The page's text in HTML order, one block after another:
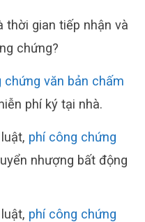
thời gian tiếp nhận và
chứng?
chứng văn bản chấm
phí ký tại nhà.
phí công chứng
nhượng bất động
phí công chứng